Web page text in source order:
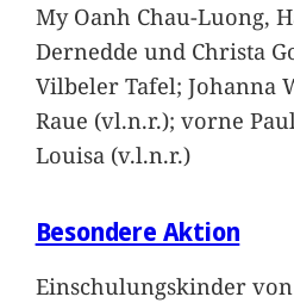
My Oanh Chau-Luong,
Dernedde und Christa
Vilbeler Tafel; Johanna
Raue (vl.n.r.); vorne
Louisa (v.l.n.r.)
Besondere Aktion
Einschulungskinder